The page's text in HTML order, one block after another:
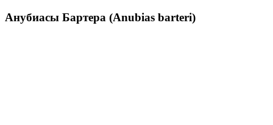
Анубиасы Бартера (Anubias barteri)